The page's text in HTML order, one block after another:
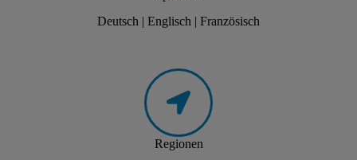
Deutsch | Englisch | Französisch
Regionen